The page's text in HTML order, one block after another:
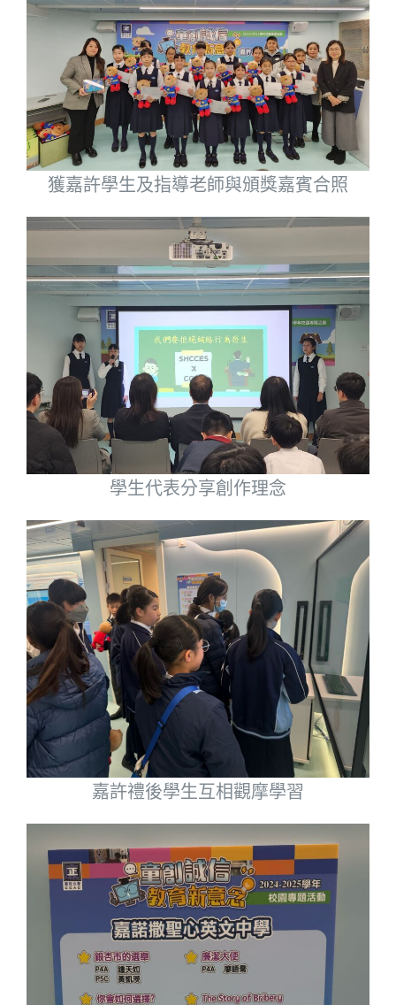
獲嘉許學生及指導老師與頒獎嘉賓合照
學生代表分享創作理念
嘉許禮後學生互相觀摩學習